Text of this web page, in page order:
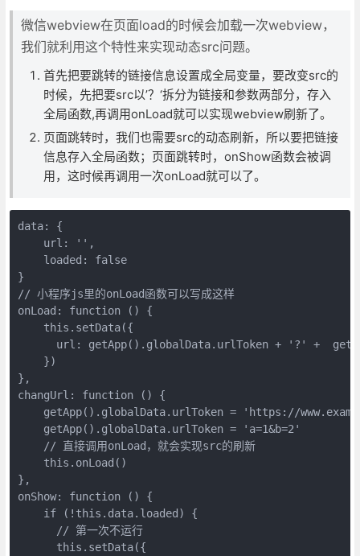
微信webview在页面load的时候会加载一次webview，
我们就利用这个特性来实现动态src问题。
首先把要跳转的链接信息设置成全局变量，要改变src的
时候，先把要src以’？‘拆分为链接和参数两部分，存入
全局函数,再调用onLoad就可以实现webview刷新了。
页面跳转时，我们也需要src的动态刷新，所以要把链接
信息存入全局函数；页面跳转时，onShow函数会被调
用，这时候再调用一次onLoad就可以了。
data: {
    url: '',
    loaded: false
}
// 小程序js里的onLoad函数可以写成这样
onLoad: function () {
    this.setData({
url: getApp().globalData.urlToken + '?' +
    })
},
changUrl: function () {
getApp().globalData.urlToken = 'https://
    getApp().globalData.urlToken = 'a=1&b=2'
    // 直接调用onLoad，就会实现src的刷新
    this.onLoad()
},
onShow: function () {
    if (!this.data.loaded) {
      // 第一次不运行
      this.setData({